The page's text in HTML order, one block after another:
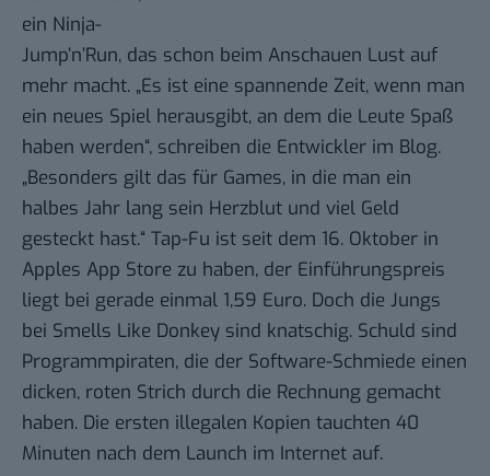
ein Ninja-
Jump’n’Run, das schon beim Anschauen Lust auf
mehr macht. „Es ist eine spannende Zeit, wenn man
ein neues Spiel herausgibt, an dem die Leute Spaß
haben werden“, schreiben die Entwickler im Blog.
„Besonders gilt das für Games, in die man ein
halbes Jahr lang sein Herzblut und viel Geld
gesteckt hast.“ Tap-Fu ist seit dem 16. Oktober in
Apples App Store zu haben, der Einführungspreis
liegt bei gerade einmal 1,59 Euro. Doch die Jungs
bei Smells Like Donkey sind knatschig. Schuld sind
Programmpiraten, die der Software-Schmiede einen
dicken, roten Strich durch die Rechnung gemacht
haben. Die ersten illegalen Kopien tauchten 40
Minuten nach dem Launch im Internet auf.